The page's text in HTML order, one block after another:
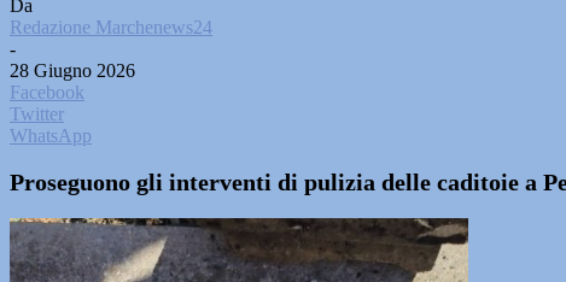
Da
Redazione Marchenews24
-
28 Giugno 2026
Facebook
Twitter
WhatsApp
Proseguono gli interventi di pulizia delle caditoie a